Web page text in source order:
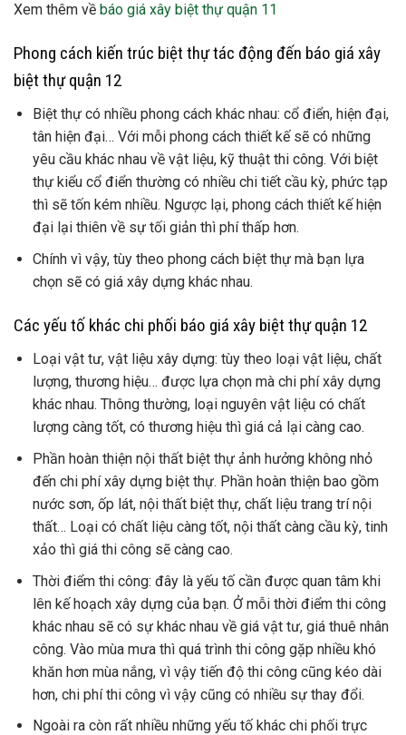
Xem thêm về báo giá xây biệt thự quận 11
Phong cách kiến trúc biệt thự tác động đến báo giá xây
biệt thự quận 12
Biệt thự có nhiều phong cách khác nhau: cổ điển, hiện đại,
tân hiện đại… Với mỗi phong cách thiết kế sẽ có những
yêu cầu khác nhau về vật liệu, kỹ thuật thi công. Với biệt
thự kiểu cổ điển thường có nhiều chi tiết cầu kỳ, phức tạp
thì sẽ tốn kém nhiều. Ngược lại, phong cách thiết kế hiện
đại lại thiên về sự tối giản thì phí thấp hơn.
Chính vì vậy, tùy theo phong cách biệt thự mà bạn lựa
chọn sẽ có giá xây dựng khác nhau.
Các yếu tố khác chi phối báo giá xây biệt thự quận 12
Loại vật tư, vật liệu xây dựng: tùy theo loại vật liệu, chất
lượng, thương hiệu… được lựa chọn mà chi phí xây dựng
khác nhau. Thông thường, loại nguyên vật liệu có chất
lượng càng tốt, có thương hiệu thì giá cả lại càng cao.
Phần hoàn thiện nội thất biệt thự ảnh hưởng không nhỏ
đến chi phí xây dựng biệt thự. Phần hoàn thiện bao gồm
nước sơn, ốp lát, nội thất biệt thự, chất liệu trang trí nội
thất… Loại có chất liệu càng tốt, nội thất càng cầu kỳ, tinh
xảo thì giá thi công sẽ càng cao.
Thời điểm thi công: đây là yếu tố cần được quan tâm khi
lên kế hoạch xây dựng của bạn. Ở mỗi thời điểm thi công
khác nhau sẽ có sự khác nhau về giá vật tư, giá thuê nhân
công. Vào mùa mưa thì quá trình thi công gặp nhiều khó
khăn hơn mùa nắng, vì vậy tiến độ thi công cũng kéo dài
hơn, chi phí thi công vì vậy cũng có nhiều sự thay đổi.
Ngoài ra còn rất nhiều những yếu tố khác chi phối trực